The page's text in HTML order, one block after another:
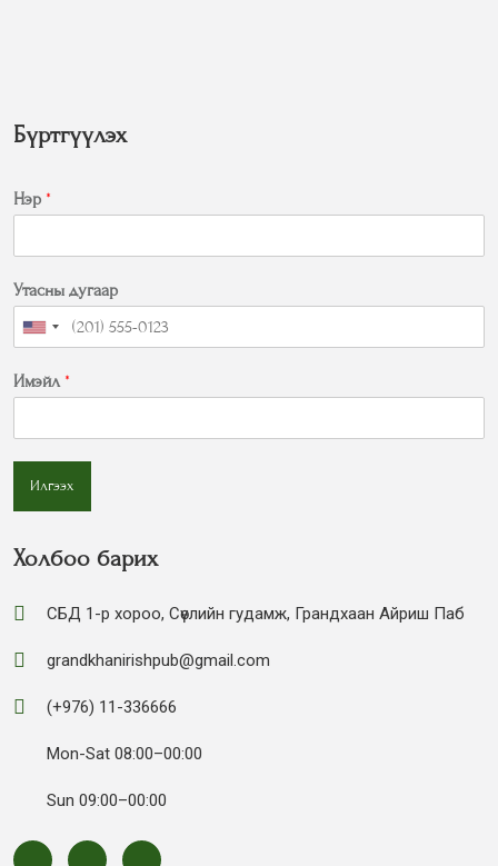
Бүртгүүлэх
Нэр *
Утасны дугаар
Имэйл *
Илгээх
Холбоо барих
СБД 1-р хороо, Сөүлийн гудамж, Грандхаан Айриш Паб
grandkhanirishpub@gmail.com
(+976) 11-336666
Mon-Sat 08:00–00:00
Sun 09:00–00:00